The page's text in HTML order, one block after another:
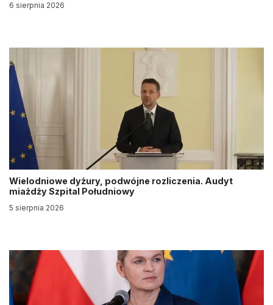
6 sierpnia 2026
Wielodniowe dyżury, podwójne rozliczenia. Audyt
miażdży Szpital Południowy
5 sierpnia 2026